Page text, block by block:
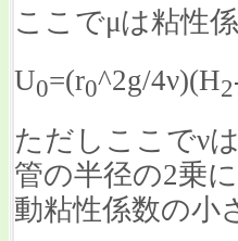
ここでμは粘性
U0=(r0^2g/4ν)(H2
ただしここでν
管の半径の2乗
動粘性係数の小